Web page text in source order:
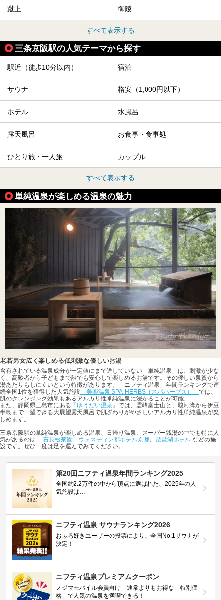
蹴上 御陵
すべて表示する
三条京阪駅の人気テーマから探す
駅近（徒歩10分以内） 宿泊
サウナ 格安（1,000円以下）
ホテル 水風呂
露天風呂 お食事・食事処
ひとり旅・一人旅 カップル
すべて表示する
単純温泉が楽しめる温泉の魅力
老若男女広く楽しめる低刺激な優しいお湯
含有されている温泉成分が一定値にまで達していない「単純温泉」は、刺激が少な
く、高齢者から子どもまで誰でも安心して楽しめるお湯です。その優しい泉質から
湯あたりもしにくいという特徴があります。「ニフティ温泉」年間ランキングで連
続全国1位を獲得した人気施設 「美楽温泉 SPA-HERBS（スパハーブス）」 では、
肌のクレンジング効果もあるアルカリ性単純温泉に浸かることが可能。
また、静岡県三島市にある 「ゆうだい温泉」 では、霊峰富士山と、駿河湾から伊豆
半島まで一望できる大展望露天風呂で肌ざわりがやさしいアルカリ性単純温泉が楽
しめます。
三条京阪駅の単純温泉が楽しめる温泉、日帰り温泉、スーパー銭湯の中でも特に人
気があるのは、 石長松菊園 、 ウェスティン都ホテル京都、 琵琶湖ホテル などの施
設です。ぜひ一度は足を運んでみてください。
第20回ニフティ温泉年間ランキング2025
全国約2.2万件の中から頂点に選ばれた、2025年の人
気施設は…
ニフティ温泉 サウナランキング2026
おふろ好きユーザーの投票により、全国No.1サウナが
決定！
ニフティ温泉プレミアムクーポン
ノジマモバイル会員向け 通常よりもお得な「特別価
格」で人気の温泉を満喫できる！